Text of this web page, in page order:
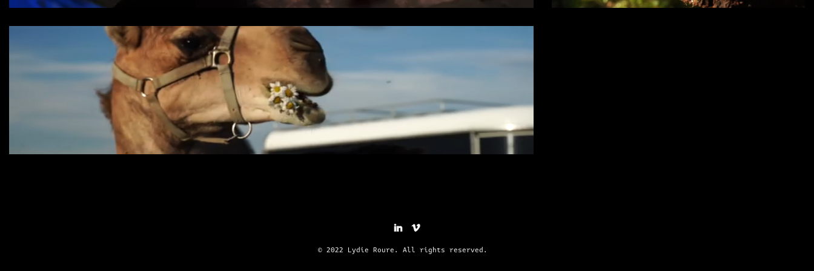
© 2022 Lydie Roure. All rights reserved.